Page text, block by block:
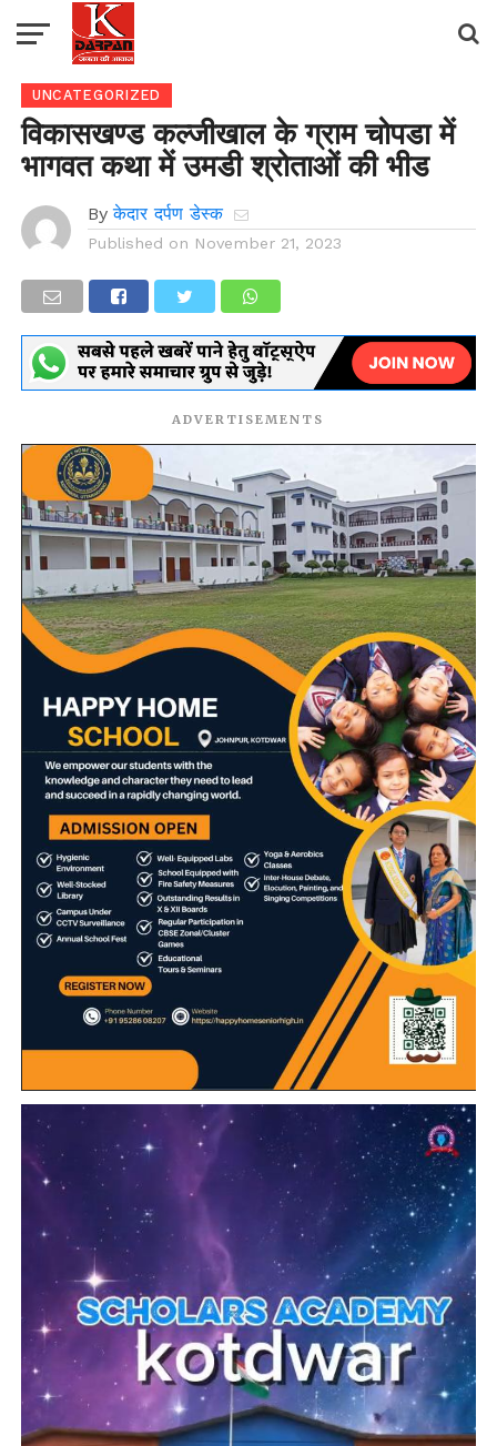
UNCATEGORIZED
विकासखण्ड कल्जीखाल के ग्राम चोपडा में
भागवत कथा में उमडी श्रोताओं की भीड
By केदार दर्पण डेस्क
Published on November 21, 2023
ADVERTISEMENTS